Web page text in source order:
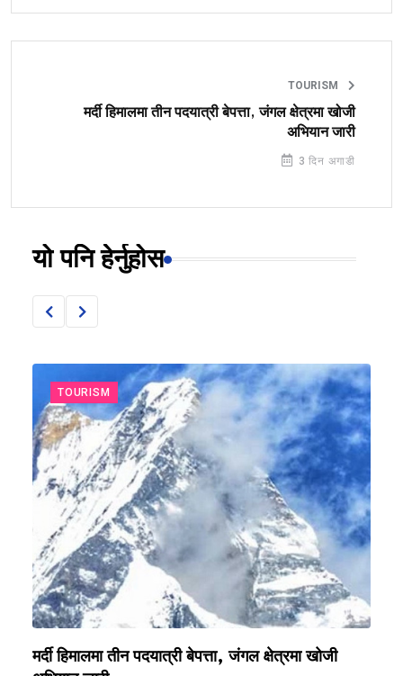
TOURISM
मर्दी हिमालमा तीन पदयात्री बेपत्ता, जंगल क्षेत्रमा खोजी
अभियान जारी
3 दिन अगाडी
यो पनि हेर्नुहोस
TOURISM
मर्दी हिमालमा तीन पदयात्री बेपत्ता, जंगल क्षेत्रमा खोजी